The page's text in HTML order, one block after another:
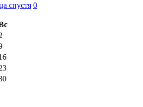
спустя 0